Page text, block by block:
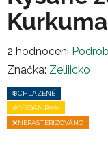
Průměrné
hodnocení
produktu
je
5,0
2 hodnocení
Značka: Zeliiicko
❄️CHLAZENÉ
🌿VEGAN,RAW
❌NEPASTERIZOVÁNO